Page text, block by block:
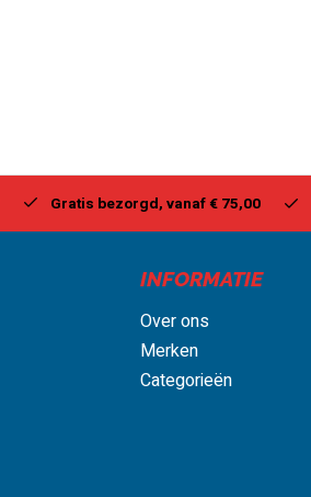
Gratis bezorgd, vanaf € 75,00
INFORMATIE
Over ons
Merken
Categorieën